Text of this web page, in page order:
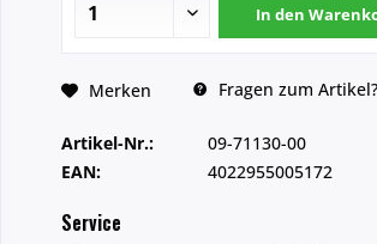
In den
Merken Fragen zum Artikel?
Artikel-Nr.:
09-71130-00
EAN:
4022955005172
Service